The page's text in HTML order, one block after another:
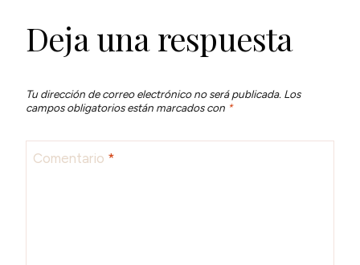
Deja una respuesta
Tu dirección de correo electrónico no será publicada. Los
campos obligatorios están marcados con *
Comentario *